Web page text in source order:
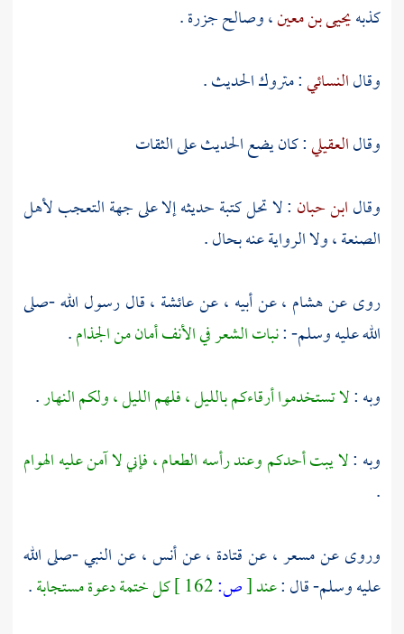
كذبهيحيى بن معين،وصالح جزرة.
وقالالنسائي: متروك الحديث .
وقالالعقيلي: كان يضع الحديث على الثقات
وقالابن حبان : لا تحل كتبة حديثه إلا على جهة التعجب لأهل
الصنعة ، ولا الرواية عنه بحال .
روى عنهشام ، عن أبيه ، عنعائشة ، قال رسول الله -صلى
الله عليه وسلم- :نبات الشعر في الأنف أمان من الجذام.
وبه :لا تستخدموا أرقاءكم بالليل ، فلهم الليل ، ولكم النهار.
وبه :لا يبت أحدكم وعند رأسه الطعام ، فإني لا آمن عليه الهوام
.
وروى عنمسعر، عنقتادة ، عنأنس، عن النبي -صلى الله
عليه وسلم- قال :عند[ص: كل ختمة دعوة مستجابة.